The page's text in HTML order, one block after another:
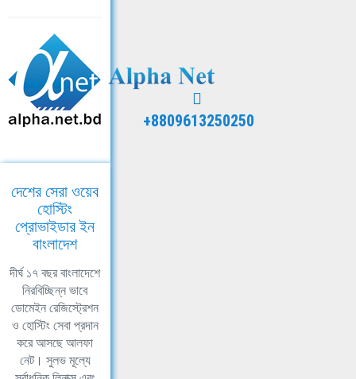
+8809613250250
দেশের সেরা ওয়েব
হোস্টিং
প্রোভাইডার ইন
বাংলাদেশ
দীর্ঘ ১৭ বছর বাংলাদেশে
নিরবিচ্ছিন্ন ভাবে
ডোমেইন রেজিস্ট্রেশন
ও হোস্টিং সেবা প্রদান
করে আসছে আলফা
নেট। সুলভ মূল্যে